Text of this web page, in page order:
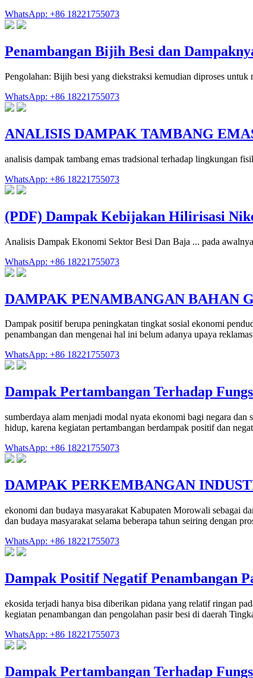
WhatsApp: +86 18221755073
Penambangan Bijih Besi dan
Pengolahan: Bijih besi yang diekstraksi kemudian diproses
WhatsApp: +86 18221755073
ANALISIS DAMPAK TAMBANG
analisis dampak tambang emas tradsional terhadap lingkungan
WhatsApp: +86 18221755073
(PDF) Dampak Kebijakan Hilirisasi
Analisis Dampak Ekonomi Sektor Besi Dan Baja ... pada
WhatsApp: +86 18221755073
DAMPAK PENAMBANGAN BAHAN
Dampak positif berupa peningkatan tingkat sosial ekonomi
penambangan dan mengenai hal ini belum adanya upaya
WhatsApp: +86 18221755073
Dampak Pertambangan Terhadap
sumberdaya alam menjadi modal nyata ekonomi bagi negara
hidup, karena kegiatan pertambangan berdampak positif dan
WhatsApp: +86 18221755073
DAMPAK PERKEMBANGAN
ekonomi dan budaya masyarakat Kabupaten Morowali sebagai
dan budaya masyarakat selama beberapa tahun seiring dengan
WhatsApp: +86 18221755073
Dampak Positif Negatif Penambangan
ekosida terjadi hanya bisa diberikan pidana yang relatif ringan
kegiatan penambangan dan pengolahan pasir besi di daerah
WhatsApp: +86 18221755073
Dampak Pertambangan Terhadap